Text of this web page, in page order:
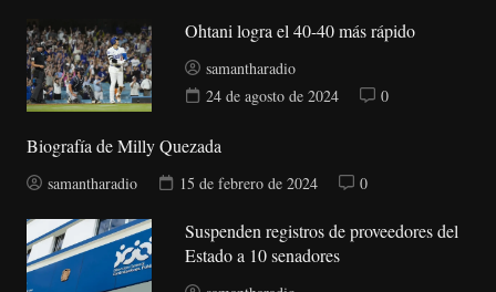
Ohtani logra el 40-40 más rápido
samantharadio
24 de agosto de 2024
0
Biografía de Milly Quezada
samantharadio 15 de febrero de 2024 0
Suspenden registros de proveedores del
Estado a 10 senadores